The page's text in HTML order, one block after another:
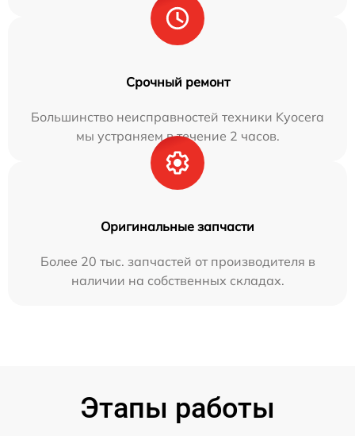
Срочный ремонт
Большинство неисправностей техники Kyocera
мы устраняем в течение 2 часов.
Оригинальные запчасти
Более 20 тыс. запчастей от производителя в
наличии на собственных складах.
Этапы работы